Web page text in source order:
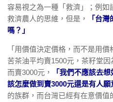
容易視之為一種「救濟」；例如
救濟農人的思維，但是，
「台
嗎？」
「用價值決定價格，而不是用
苦茶油平均賣1500元，茶籽堂
而賣3000元，
「我們不應該去
該怎麼做到賣3000元還是有人願
的族群，而台灣已經有在意價